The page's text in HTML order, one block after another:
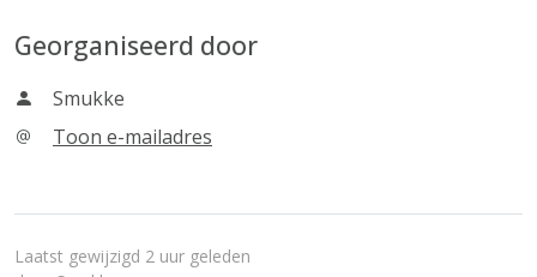
Georganiseerd door
Smukke
Toon e-mailadres
Laatst gewijzigd 2 uur geleden